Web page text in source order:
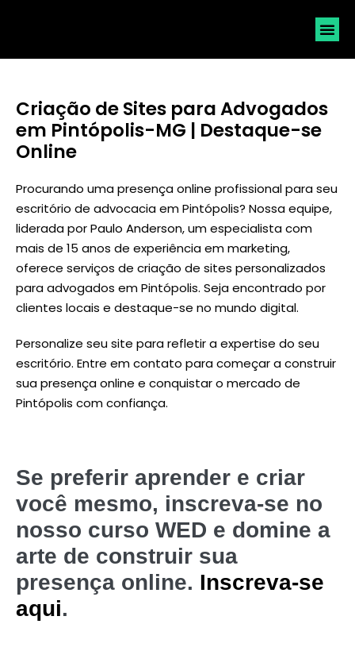
Criação de Sites para Advogados
em Pintópolis-MG | Destaque-se
Online
Procurando uma presença online profissional para seu
escritório de advocacia em Pintópolis? Nossa equipe,
liderada porPaulo Anderson, um especialista com
mais de 15 anos de experiência em marketing,
oferece serviços de criação de sites personalizados
para advogados em Pintópolis. Seja encontrado por
clientes locais e destaque-se no mundo digital.
Personalize seu site para refletir a expertise do seu
escritório. Entre em contato para começar a construir
sua presença online e conquistar o mercado de
Pintópolis com confiança.
Se preferir aprender e criar
você mesmo, inscreva-se no
nosso curso WED e domine a
arte de construir sua
presença online. Inscreva-se
aqui.